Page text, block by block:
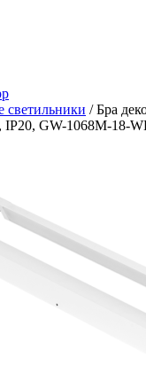
светильники / Бра
IP20, GW-1068M-18-